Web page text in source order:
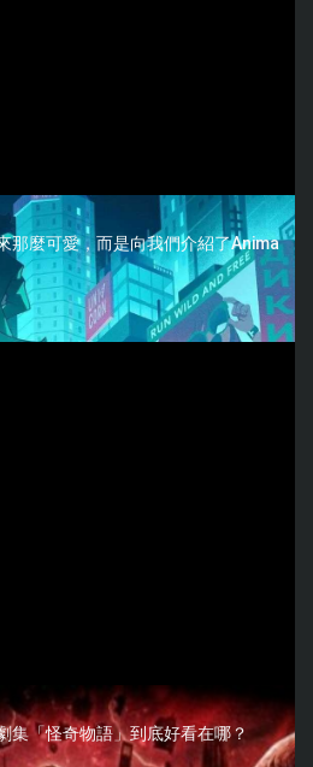
那麼可愛，而是向我們介紹了Anima
集「怪奇物語」到底好看在哪？